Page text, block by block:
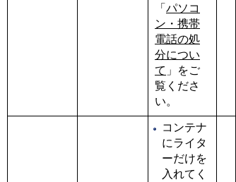
「 パソコ
ン・携帯
電話の処
分につい
て 」をご
覧くださ
い。
コンテナ
にライタ
ーだけを
入れてく